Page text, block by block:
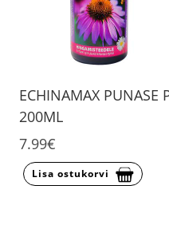
ECHINAMAX PUNASE
200ML
7.99€
Lisa ostukorvi